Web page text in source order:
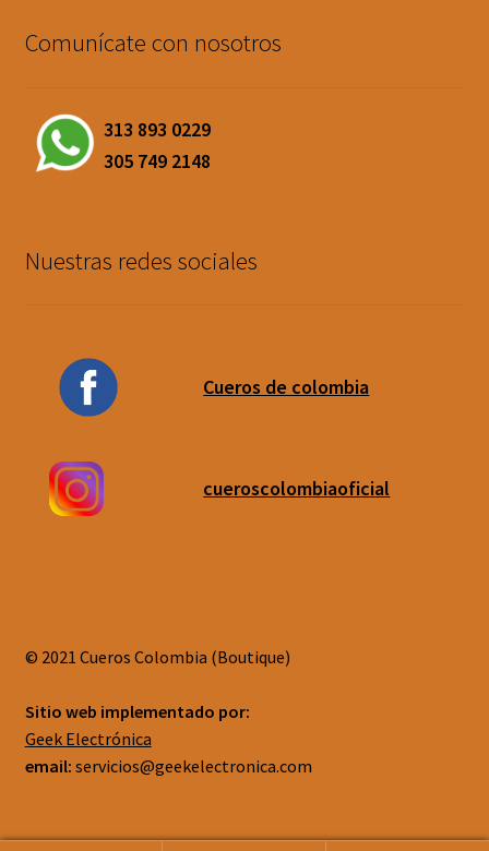
Comunícate con nosotros
313 893 0229
305 749 2148
Nuestras redes sociales
Cueros de colombia
cueroscolombiaoficial
© 2021 Cueros Colombia (Boutique)
Sitio web implementado por:
Geek Electrónica
email: servicios@geekelectronica.com